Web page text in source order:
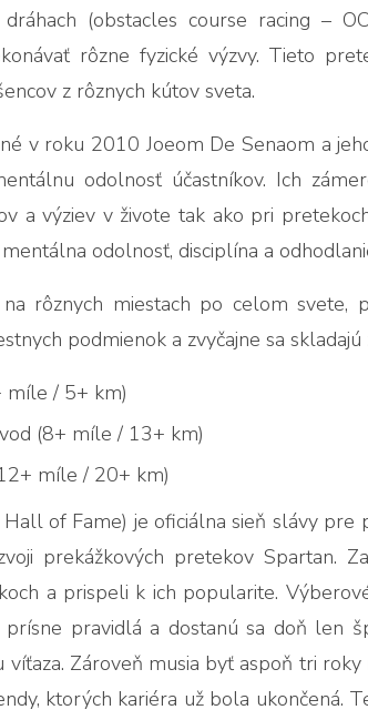
(obstacles course racing –
rôzne fyzické výzvy. Tieto
z rôznych kútov sveta.
v roku 2010 Joeom De Senaom a
odolnosť účastníkov. Ich
a výziev v živote tak ako pri
odolnosť, disciplína a
rôznych miestach po celom svete,
podmienok a zvyčajne sa
míle / 5+ km)
(8+ míle / 13+ km)
míle / 20+ km)
of Fame) je oficiálna sieň slávy pre
prekážkových pretekov Spartan.
a prispeli k ich popularite.
pravidlá a dostanú sa doň len
víťaza. Zároveň musia byť aspoň tri
ktorých kariéra už bola ukončená.